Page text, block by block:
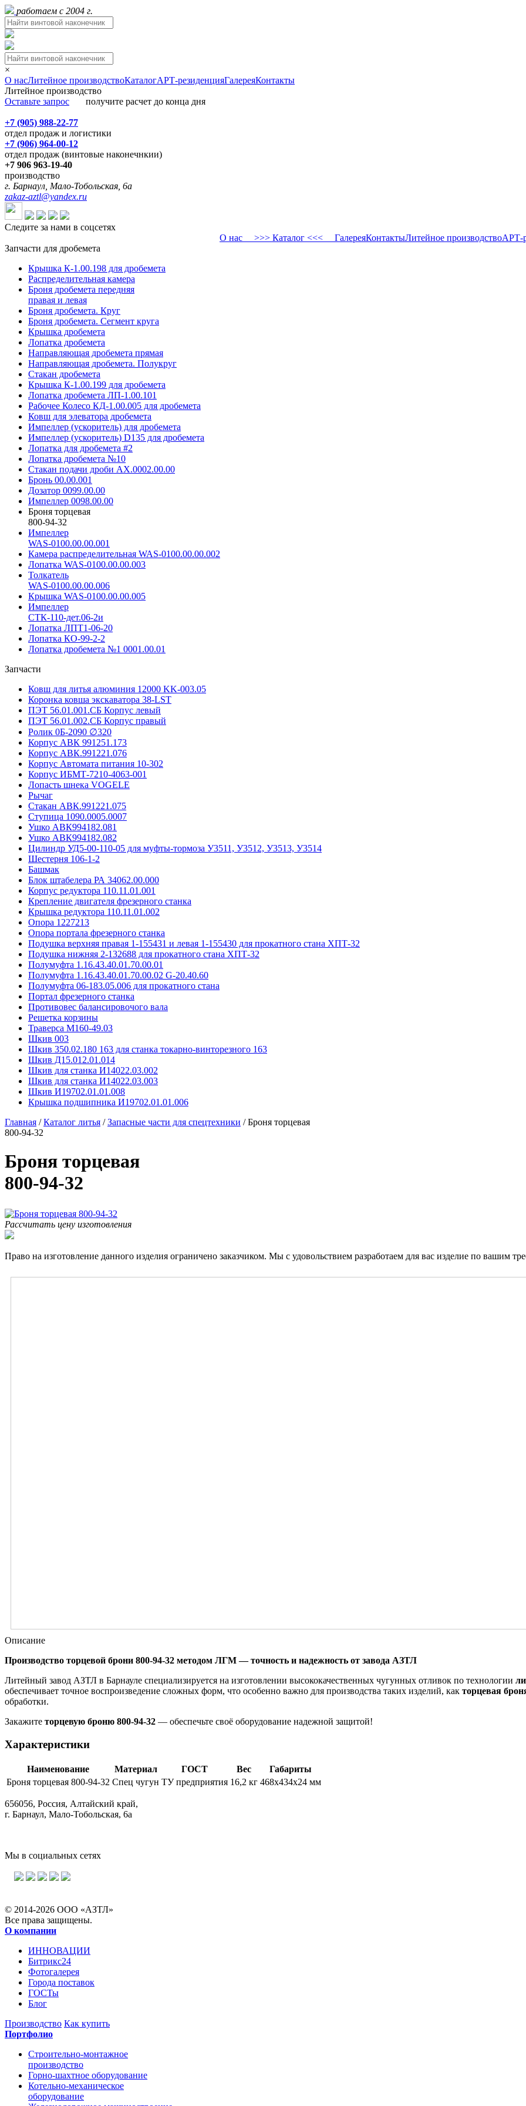
работаем с 2004 г.
×
О насЛитейное производствоКаталогАРТ-резиденцияГалереяКонтакты
Литейное производство
Оставьте запрос получите расчет до конца дня
+7 (905) 988-22-77
отдел продаж и логистики
+7 (906) 964-00-12
отдел продаж (винтовые наконечнкии)
+7 906 963-19-40
производство
г. Барнаул, Мало-Тобольская, 6а
zakaz-aztl@yandex.ru
Следите за нами в соцсетях
О нас >>> Каталог <<< ГалереяКонтактыЛитейное производствоАРТ-
Запчасти для дробемета
Крышка К-1.00.198 для дробемета
Распределительная камера
Броня дробемета передняя
правая и левая
Броня дробемета. Круг
Броня дробемета. Сегмент круга
Крышка дробемета
Лопатка дробемета
Направляющая дробемета прямая
Направляющая дробемета. Полукруг
Стакан дробемета
Крышка К-1.00.199 для дробемета
Лопатка дробемета ЛП-1.00.101
Рабочее Колесо КД-1.00.005 для дробемета
Ковш для элеватора дробемета
Импеллер (ускоритель) для дробемета
Импеллер (ускоритель) D135 для дробемета
Лопатка для дробемета #2
Лопатка дробемета №10
Стакан подачи дроби АХ.0002.00.00
Бронь 00.00.001
Дозатор 0099.00.00
Импеллер 0098.00.00
Броня торцевая
800-94-32
Импеллер
WAS-0100.00.00.001
Камера распределительная WAS-0100.00.00.002
Лопатка WAS-0100.00.00.003
Толкатель
WAS-0100.00.00.006
Крышка WAS-0100.00.00.005
Импеллер
СТК-110-дет.06-2и
Лопатка ЛПТ1-06-20
Лопатка КО-99-2-2
Лопатка дробемета №1 0001.00.01
Запчасти
Ковш для литья алюминия 12000 KK-003.05
Коронка ковша экскаватора 38-LST
ПЭТ 56.01.001.СБ Корпус левый
ПЭТ 56.01.002.СБ Корпус правый
Ролик 0Б-2090 ∅320
Корпус АВК 991251.173
Корпус АВК.991221.076
Корпус Автомата питания 10-302
Корпус ИБМТ-7210-4063-001
Лопасть шнека VOGELE
Рычаг
Стакан АВК.991221.075
Ступица 1090.0005.0007
Ушко АВК994182.081
Ушко АВК994182.082
Цилиндр УД5-00-110-05 для муфты-тормоза У3511, У3512, У3513, У3514
Шестерня 106-1-2
Башмак
Блок штабелера РА 34062.00.000
Корпус редуктора 110.11.01.001
Крепление двигателя фрезерного станка
Крышка редуктора 110.11.01.002
Опора 1227213
Опора портала фрезерного станка
Подушка верхняя правая 1-155431 и левая 1-155430 для прокатного стана ХПТ-32
Подушка нижняя 2-132688 для прокатного стана ХПТ-32
Полумуфта 1.16.43.40.01.70.00.01
Полумуфта 1.16.43.40.01.70.00.02 G-20.40.60
Полумуфта 06-183.05.006 для прокатного стана
Портал фрезерного станка
Противовес балансировочого вала
Решетка корзины
Траверса М160-49.03
Шкив 003
Шкив 350.02.180 163 для станка токарно-винторезного 163
Шкив Д15.012.01.014
Шкив для станка И14022.03.002
Шкив для станка И14022.03.003
Шкив И19702.01.01.008
Крышка подшипника И19702.01.01.006
Главная /Каталог литья /Запасные части для спецтехники /Броня торцевая
800-94-32
Броня торцевая
800-94-32
Рассчитать цену изготовления
Право на изготовление данного изделия ограничено заказчиком. Мы с удовольствием разработаем для вас изделие по вашим
Описание
Производство торцевой брони 800-94-32 методом ЛГМ — точность и надежность от завода АЗТЛ
Литейный завод АЗТЛ в Барнауле специализируется на изготовлении высококачественных чугунных отливок по технологии
обеспечивает точное воспроизведение сложных форм, что особенно важно для производства таких изделий, как торцевая
обработки.
Закажите торцевую броню 800-94-32 — обеспечьте своё оборудование надежной защитой!
Характеристики
Наименование Материал ГОСТ Вес
Габариты
Броня торцевая 800-94-32 Спец чугун ТУ предприятия 16,2 кг 468х434х24 мм
656056, Россия, Алтайский край,
г. Барнаул, Мало-Тобольская, 6а
Мы в социальных сетях
© 2014-2026 ООО «АЗТЛ»
Все права защищены.
О компании
ИННОВАЦИИ
Битрикс24
Фотогалерея
Города поставок
ГОСТы
Блог
Производство Как купить
Портфолио
Строительно-монтажное
производство
Горно-шахтное оборудование
Котельно-механическое
оборудование